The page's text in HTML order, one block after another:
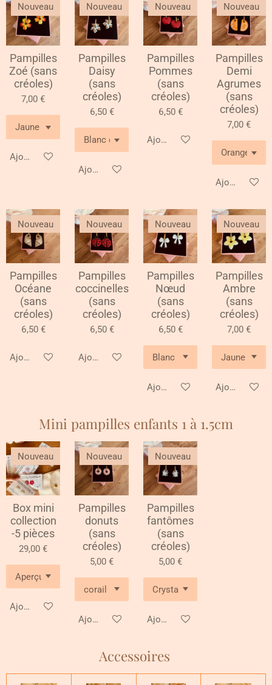
Nouveau
Pampilles
Zoé (sans
créoles)
7,00 €
Ajouter au panier
Nouveau
Pampilles
Daisy
(sans
créoles)
6,50 €
Ajouter au panier
Nouveau
Pampilles
Pommes
(sans
créoles)
6,50 €
Ajouter au panier
Nouveau
Pampilles
Demi
Agrumes
(sans
créoles)
7,00 €
Ajouter au
Nouveau
Pampilles
Océane
(sans
créoles)
6,50 €
Ajouter au panier
Nouveau
Pampilles
coccinelles
(sans
créoles)
6,50 €
Ajouter au panier
Nouveau
Pampilles
Nœud
(sans
créoles)
6,50 €
Ajouter au panier
Nouveau
Pampilles
Ambre
(sans
créoles)
7,00 €
Ajouter au
Mini pampilles enfants 1 à 1.5cm
Nouveau
Box mini
collection
-5 pièces
29,00 €
Ajouter au panier
Nouveau
Pampilles
donuts
(sans
créoles)
5,00 €
Ajouter au panier
Nouveau
Pampilles
fantômes
(sans
créoles)
5,00 €
Ajouter au panier
Accessoires